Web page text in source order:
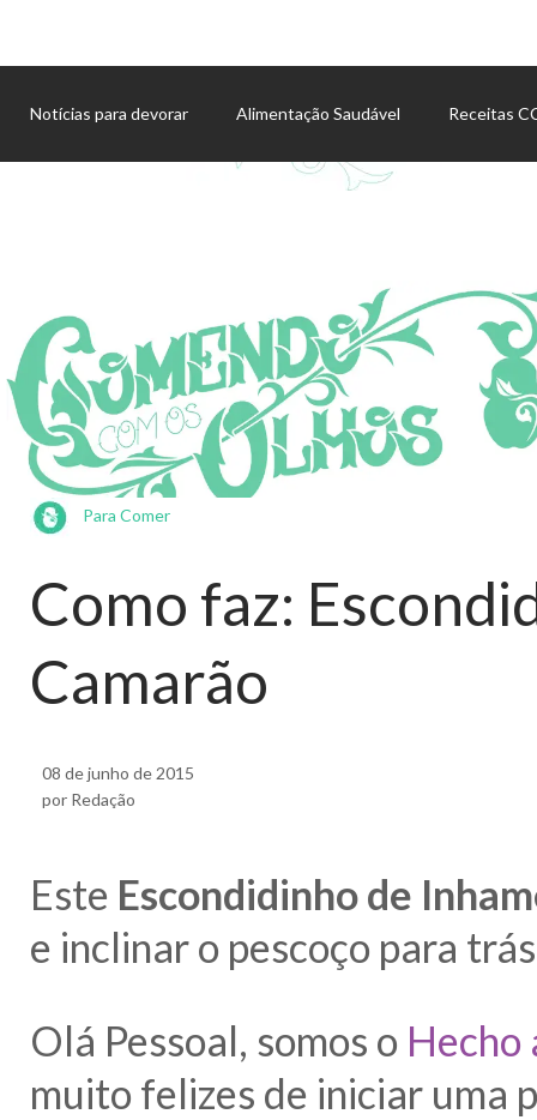
Notícias para devorar Alimentação Saudável Receitas
Para Comer
Como faz:
Camarão
08 de junho de 2015
por Redação
Este Escondidinho de
e inclinar o pescoço para
Olá Pessoal, somos o Hecho
muito felizes de iniciar uma